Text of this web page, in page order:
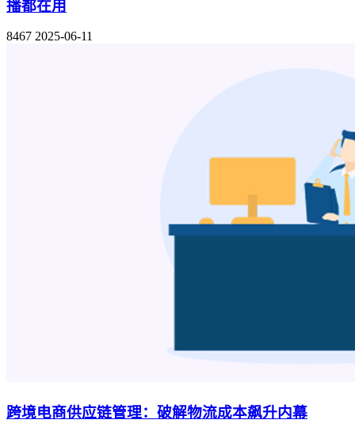
播都在用
8467 2025-06-11
跨境电商供应链管理：破解物流成本飙升内幕